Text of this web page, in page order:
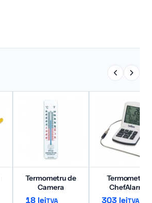
Termometru de
Camera
18 leiTVA
Termometru
ChefAlarm
303 leiTVA